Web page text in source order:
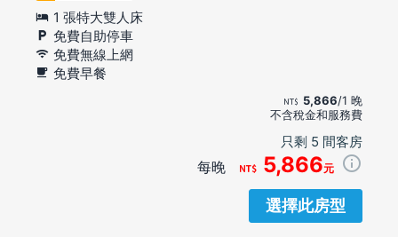
1 張特大雙人床
免費自助停車
免費無線上網
免費早餐
5,866/1 晚
不含稅金和服務費
只剩 5 間客房
每晚 5,866元
選擇此房型